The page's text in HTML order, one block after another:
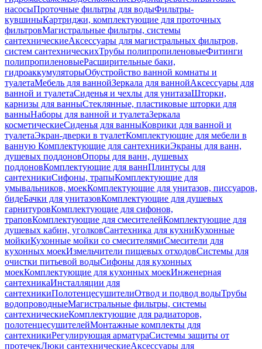
насосыПроточные фильтры для водыФильтры-
кувшиныКартриджи, комплектующие для проточных
фильтровМагистральные фильтры, системы
сантехническиеАксессуары для магистральных фильтров,
систем сантехническихТрубы полипропиленовыеФитинги
полипропиленовыеРасширительные баки,
гидроаккумуляторыОбустройство ванной комнаты и
туалетаМебель для ваннойЗеркала для ваннойАксессуары для
ванной и туалетаСиденья и чехлы для унитазаШторки,
карнизы для ванныСтеклянные, пластиковые шторки для
ванныНаборы для ванной и туалетаЗеркала
косметическиеСиденья для ванныКоврики для ванной и
туалетаЭкран-дверки в туалетКомплектующие для мебели в
ванную Комплектующие для сантехникиЭкраны для ванн,
душевых поддоновОпоры для ванн, душевых
поддоновКомплектующие для ваннПлинтусы для
сантехникиСифоны, трапыКомплектующие для
умывальников, моекКомплектующие для унитазов, писсуаров,
бидеБачки для унитазовКомплектующие для душевых
гарнитуровКомплектующие для сифонов,
траповКомплектующие для смесителейКомплектующие для
душевых кабин, уголковСантехника для кухниКухонные
мойкиКухонные мойки со смесителямиСмесители для
кухонных моекИзмельчители пищевых отходовСистемы для
очистки питьевой водыСифоны для кухонных
моекКомплектующие для кухонных моекИнженерная
сантехникаИнсталляции для
сантехникиПолотенцесушителиОтвод и подвод водыТрубы
водопроводныеМагистральные фильтры, системы
сантехническиеКомплектующие для радиаторов,
полотенцесушителейМонтажные комплекты для
сантехникиРегулирующая арматураСистемы защиты от
протечекЛюки сантехническиеАксессуары для